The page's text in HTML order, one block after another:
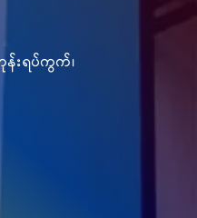
န်းရပ်ကွက်၊